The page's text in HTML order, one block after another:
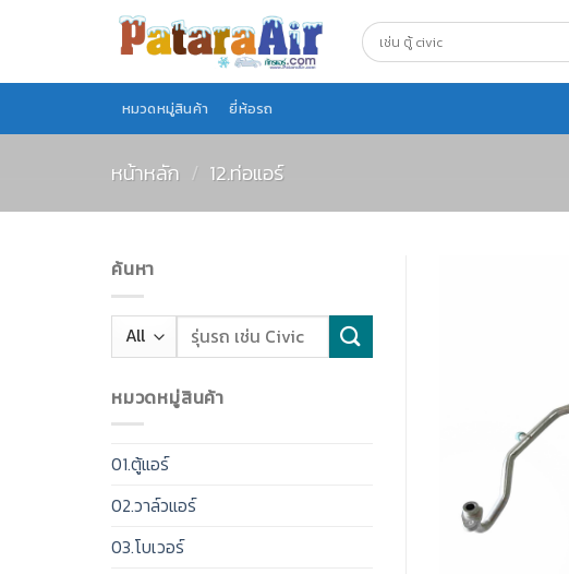
หมวดหมู่สินค้า ยี่ห้อรถ
หน้าหลัก / 12.ท่อแอร์
ค้นหา
หมวดหมู่สินค้า
01.ตู้แอร์
02.วาล์วแอร์
03.โบเวอร์